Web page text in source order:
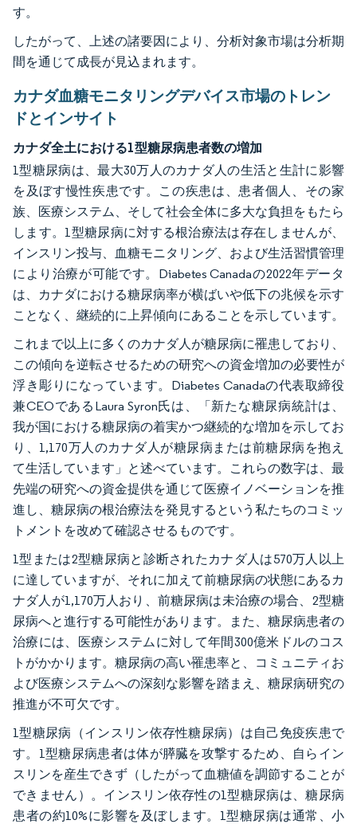
す。
したがって、上述の諸要因により、分析対象市場は分析期
間を通じて成長が見込まれます。
カナダ血糖モニタリングデバイス市場のトレン
ドとインサイト
カナダ全土における1型糖尿病患者数の増加
1型糖尿病は、最大30万人のカナダ人の生活と生計に影響
を及ぼす慢性疾患です。この疾患は、患者個人、その家
族、医療システム、そして社会全体に多大な負担をもたら
します。1型糖尿病に対する根治療法は存在しませんが、
インスリン投与、血糖モニタリング、および生活習慣管理
により治療が可能です。Diabetes Canadaの2022年データ
は、カナダにおける糖尿病率が横ばいや低下の兆候を示す
ことなく、継続的に上昇傾向にあることを示しています。
これまで以上に多くのカナダ人が糖尿病に罹患しており、
この傾向を逆転させるための研究への資金増加の必要性が
浮き彫りになっています。Diabetes Canadaの代表取締役
兼CEOであるLaura Syron氏は、「新たな糖尿病統計は、
我が国における糖尿病の着実かつ継続的な増加を示してお
り、1,170万人のカナダ人が糖尿病または前糖尿病を抱え
て生活しています」と述べています。これらの数字は、最
先端の研究への資金提供を通じて医療イノベーションを推
進し、糖尿病の根治療法を発見するという私たちのコミッ
トメントを改めて確認させるものです。
1型または2型糖尿病と診断されたカナダ人は570万人以上
に達していますが、それに加えて前糖尿病の状態にあるカ
ナダ人が1,170万人おり、前糖尿病は未治療の場合、2型糖
尿病へと進行する可能性があります。また、糖尿病患者の
治療には、医療システムに対して年間300億米ドルのコス
トがかかります。糖尿病の高い罹患率と、コミュニティお
よび医療システムへの深刻な影響を踏まえ、糖尿病研究の
推進が不可欠です。
1型糖尿病（インスリン依存性糖尿病）は自己免疫疾患で
す。1型糖尿病患者は体が膵臓を攻撃するため、自らイン
スリンを産生できず（したがって血糖値を調節することが
できません）。インスリン依存性の1型糖尿病は、糖尿病
患者の約10%に影響を及ぼします。1型糖尿病は通常、小